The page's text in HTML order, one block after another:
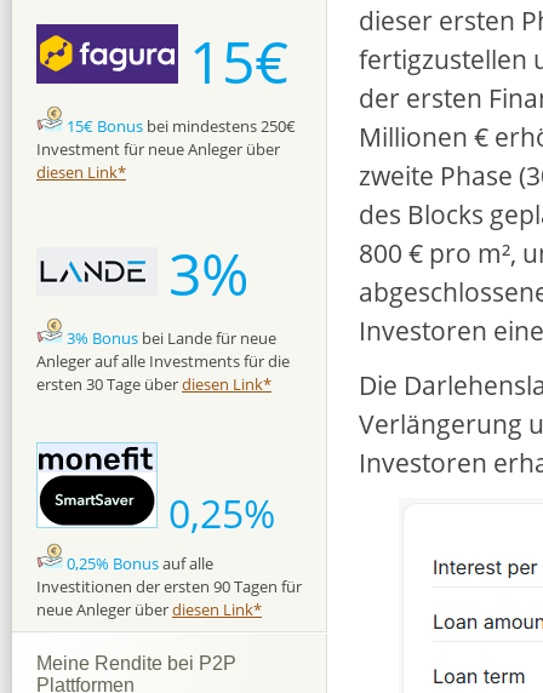
dieser ersten
fertigzustellen
der ersten
Millionen €
zweite Phase
des Blocks
800 € pro m²,
Investoren
Die
Verlängerung
Investoren
15€
15€ Bonus bei mindestens 250€
Investment für neue Anleger über
diesen Link*
3%
3% Bonus bei Lande für neue
Anleger auf alle Investments für die
ersten 30 Tage überdiesen Link*
0,25%
0,25% Bonusauf alle
Investitionen der ersten 90 Tagen für
neue Anleger überdiesen Link*
Meine Rendite bei P2P
Plattformen